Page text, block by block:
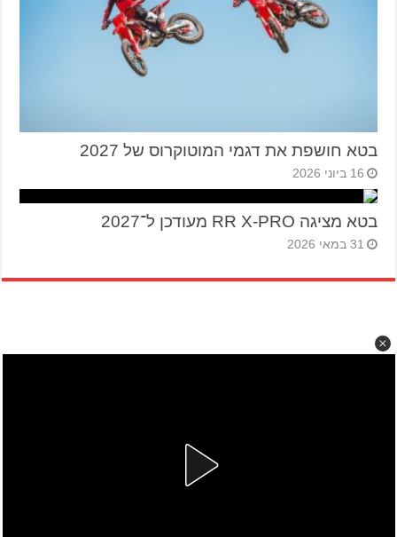
בטא חושפת את דגמי המוטוקרוס של 2027
16 ביוני 2026
בטא מציגה RR X-PRO מעודכן ל־2027
31 במאי 2026